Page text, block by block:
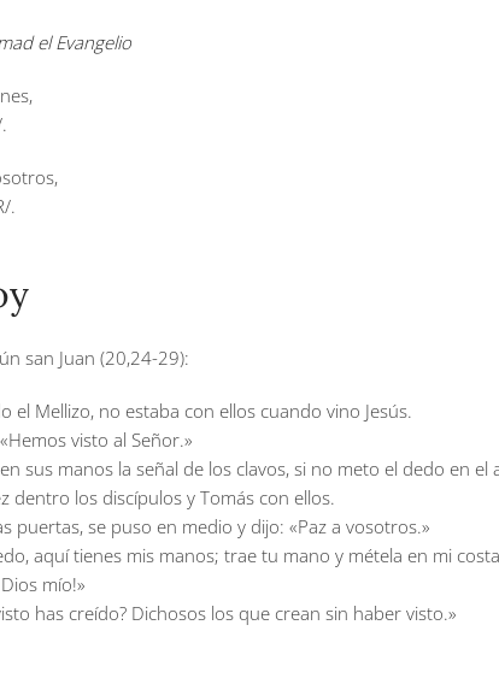
el Evangelio
.
san Juan (20,24-29):
el Mellizo, no estaba con ellos cuando vino Jesús.
visto al Señor.»
sus manos la señal de los clavos, si no meto el dedo en
dentro los discípulos y Tomás con ellos.
puertas, se puso en medio y dijo: «Paz a vosotros.»
aquí tienes mis manos; trae tu mano y métela en mi
mío!»
has creído? Dichosos los que crean sin haber visto.»